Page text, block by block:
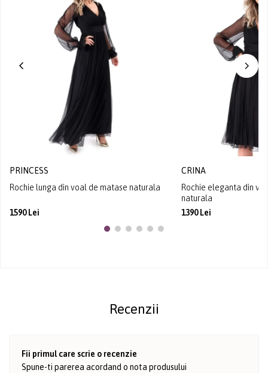
PRINCESS
Rochie lunga din voal de matase naturala
1590 Lei
CRINA
Rochie eleganta din
naturala
1390 Lei
Recenzii
Fii primul care scrie o recenzie
Spune-ti parerea acordand o nota produsului